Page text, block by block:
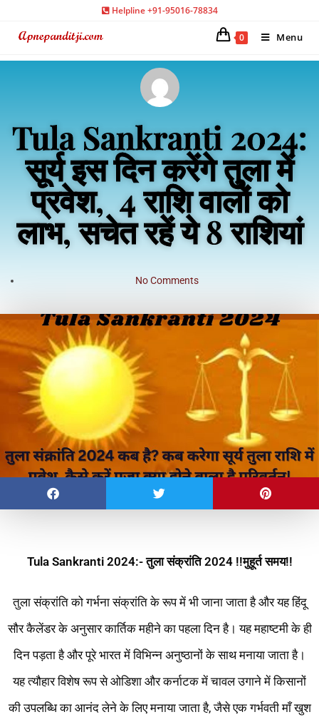
Helpline +91-95016-78834
0 Menu
Tula Sankranti 2024:
सूर्य इस दिन करेंगे तुला में
प्रवेश, 4 राशि वालों को
लाभ, सचेत रहें ये 8 राशियां
No Comments
Tula Sankranti 2024:- तुला संक्रांति 2024 !!मुहूर्त समय!!
तुला संक्रांति को गर्भना संक्रांति के रूप में भी जाना जाता है और यह हिंदू
सौर कैलेंडर के अनुसार कार्तिक महीने का पहला दिन है। यह महाष्टमी के ही
दिन पड़ता है और पूरे भारत में विभिन्न अनुष्ठानों के साथ मनाया जाता है।
यह त्यौहार विशेष रूप से ओडिशा और कर्नाटक में चावल उगाने में किसानों
की उपलब्धि का आनंद लेने के लिए मनाया जाता है, जैसे एक गर्भवती माँ खुश